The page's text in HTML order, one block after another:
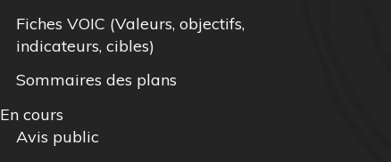
Fiches VOIC (Valeurs, objectifs,
indicateurs, cibles)
Sommaires des plans
En cours
Avis public